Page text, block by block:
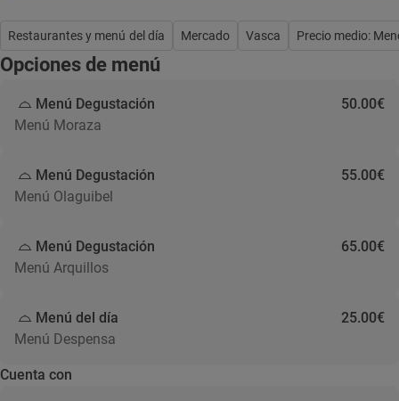
Restaurantes y menú del día Mercado Vasca Precio medio:
Opciones de menú
Menú Degustación
50.00€
Menú Moraza
Menú Degustación
55.00€
Menú Olaguibel
Menú Degustación
65.00€
Menú Arquillos
Menú del día
25.00€
Menú Despensa
Cuenta con